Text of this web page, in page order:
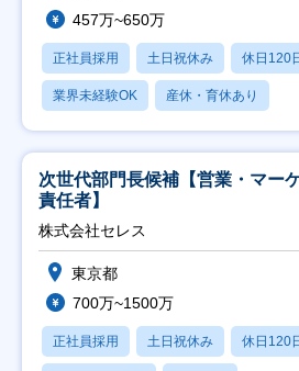
457万~650万
正社員採用 土日祝休み 休日120
業界未経験OK 産休・育休あり
次世代部門長候補【営業・マー
責任者】
株式会社セレス
東京都
700万~1500万
正社員採用 土日祝休み 休日120